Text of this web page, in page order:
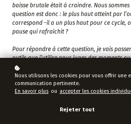
baisse brutale était à craindre. Nous
question est donc : le plus haut atteint par
correspond -il a un plus haut pour ce cycle,
pause qui rafraichit ?
Pour répondre à cette question, je vais
outils que j’utilise pour juger des moments
l’or
Première question : l’or fait il mieux que le
Nous utilisons les cookies pour vous offrir une
communication pertinente.
En savoir plus ou accepter les cookies
Rejeter tout